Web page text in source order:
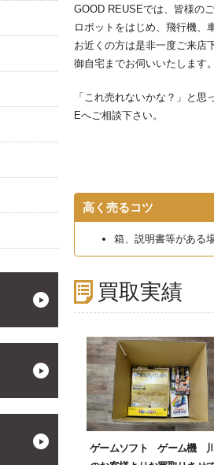
GOOD REUSEでは、皆様の
ロボットをはじめ、飛行機、
お近くの方は是非一度ご来店
御自宅までお伺いいたします
「これ売れないかな？」と
Eへご相談下さい。
高く売るコツ
箱、説明書等がある
買取実績
ゲームソフト ゲーム機